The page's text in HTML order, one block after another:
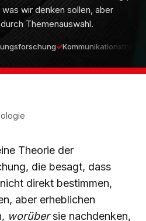
wir denken sollen, aber
Themenauswahl.
Theorie der
die besagt, dass
direkt bestimmen,
aber erheblichen
worübersie nachdenken,